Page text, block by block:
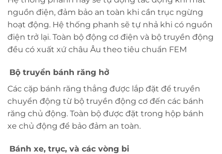
nguồn điện, đảm bảo an toàn khi cần trục ngừng
hoạt động. Hệ thống phanh sẽ tự nhả khi có nguồn
điện trở lại. Toàn bộ động cơ điện và bộ truyền động
đều có xuất xứ châu Âu theo tiêu chuẩn FEM
Bộ truyền bánh răng hở
Các cặp bánh răng thẳng được lắp đặt để truyền
chuyển động từ bộ truyền động cơ đến các bánh
răng chủ động. Toàn bộ được đặt trong hộp bánh
xe chủ động để bảo đảm an toàn.
Bánh xe, trục, và các vòng bi